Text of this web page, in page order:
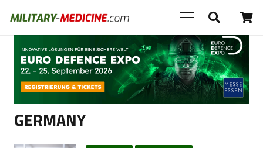
Anzeige
GERMANY